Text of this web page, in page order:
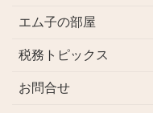
エム子の部屋
税務トピックス
お問合せ